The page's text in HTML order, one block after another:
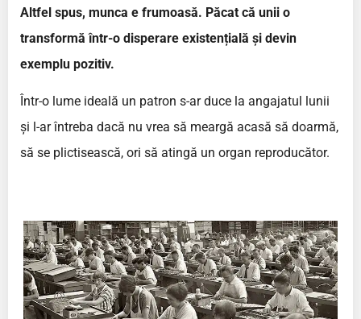
Altfel spus, munca e frumoasă. Păcat că unii o
transformă într-o disperare existențială și devin
exemplu pozitiv.
Într-o lume ideală un patron s-ar duce la angajatul lunii
și l-ar întreba dacă nu vrea să meargă acasă să doarmă,
să se plictisească, ori să atingă un organ reproducător.